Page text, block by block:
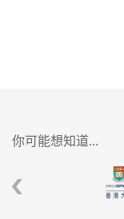
你可能想知道...